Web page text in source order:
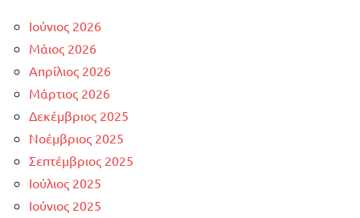
Ιούνιος 2026
Μάιος 2026
Απρίλιος 2026
Μάρτιος 2026
Δεκέμβριος 2025
Νοέμβριος 2025
Σεπτέμβριος 2025
Ιούλιος 2025
Ιούνιος 2025